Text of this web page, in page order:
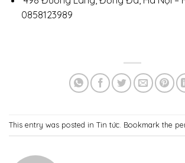
0858123989
This entry was posted in Tin tức. Bookmark the